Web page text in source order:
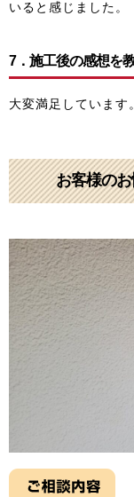
いると感じました。
7．施工後の感想を
大変満足しています
お客様の